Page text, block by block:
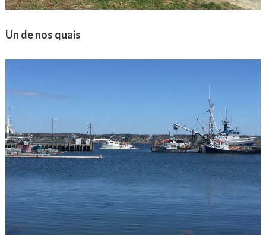
Un de nos quais